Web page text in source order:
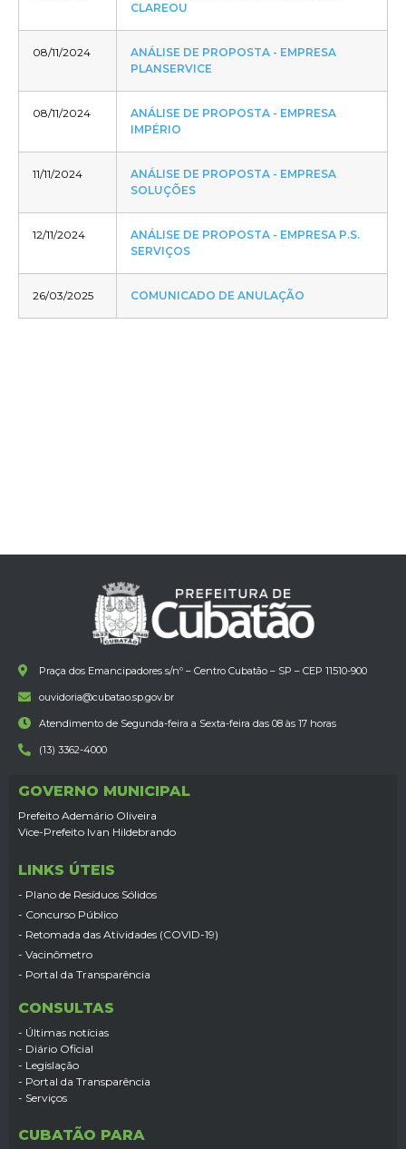
CLAREOU
08/11/2024
ANÁLISE DE PROPOSTA - EMPRESA
PLANSERVICE
08/11/2024
ANÁLISE DE PROPOSTA - EMPRESA
IMPÉRIO
11/11/2024
ANÁLISE DE PROPOSTA - EMPRESA
SOLUÇÕES
12/11/2024
ANÁLISE DE PROPOSTA - EMPRESA P.S.
SERVIÇOS
26/03/2025 COMUNICADO DE ANULAÇÃO
Praça dos Emancipadores s/nº – Centro Cubatão – SP – CEP 11510-900
ouvidoria@cubatao.sp.gov.br
Atendimento de Segunda-feira a Sexta-feira das 08 às 17 horas
(13) 3362-4000
GOVERNO MUNICIPAL
Prefeito Ademário Oliveira
Vice-Prefeito Ivan Hildebrando
LINKS ÚTEIS
- Plano de Resíduos Sólidos
- Concurso Público
- Retomada das Atividades (COVID-19)
- Vacinômetro
- Portal da Transparência
CONSULTAS
- Últimas notícias
- Diário Oficial
- Legislação
- Portal da Transparência
- Serviços
CUBATÃO PARA